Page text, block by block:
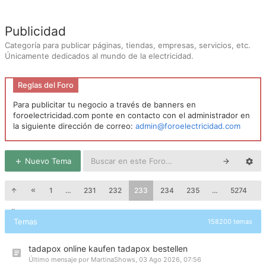
Publicidad
Categoría para publicar páginas, tiendas, empresas, servicios, etc.
Únicamente dedicados al mundo de la electricidad.
Reglas del Foro
Para publicitar tu negocio a través de banners en
foroelectricidad.com ponte en contacto con el administrador en
la siguiente dirección de correo: admin@foroelectricidad.com
Nuevo Tema
1 … 231 232 233 234 235 … 5274
Temas 158200 temas
tadapox online kaufen tadapox bestellen
Último mensaje por MartinaShows, 03 Ago 2026, 07:56